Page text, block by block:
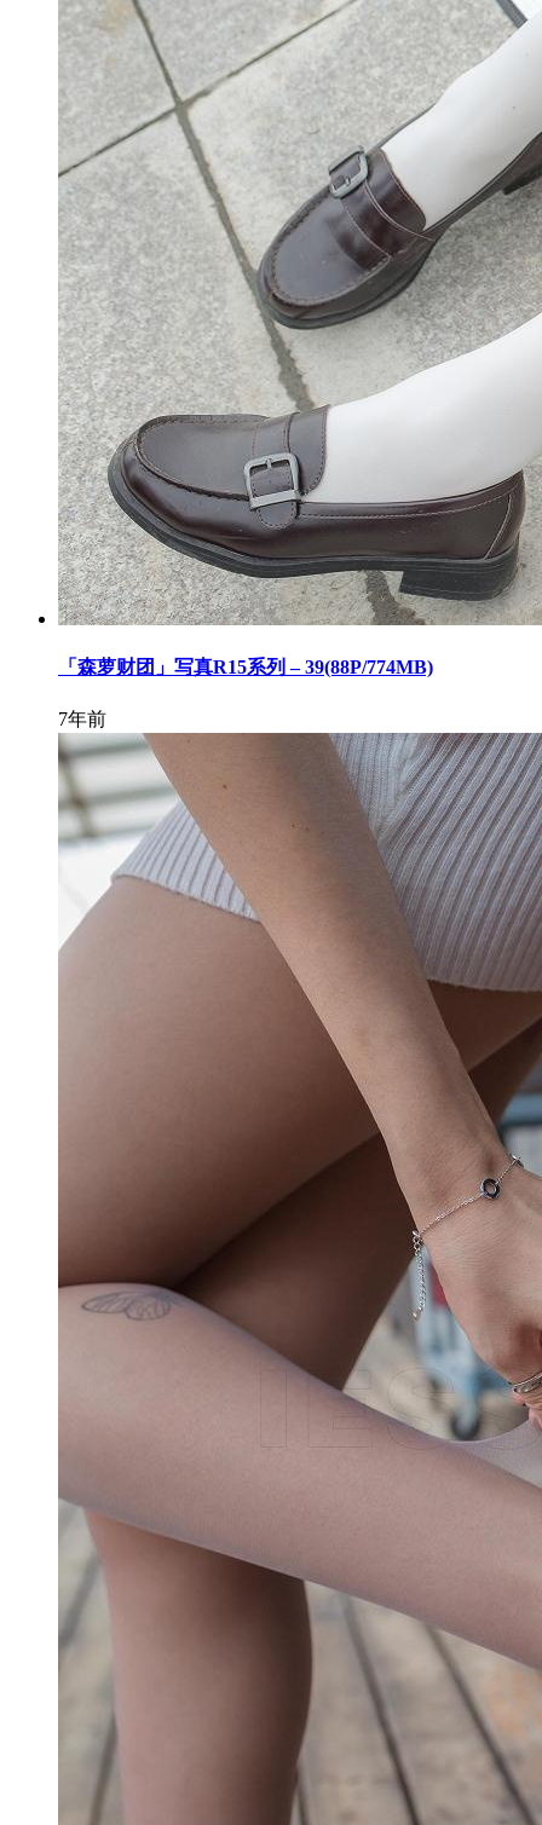
「森萝财团」写真R15系列 – 39(88P/774MB)
7年前